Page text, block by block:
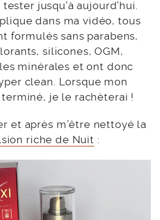
jusqu’à aujourd’hui.
dans ma vidéo, tous
formulés sans parabens,
silicones, OGM,
minérales et ont donc
clean. Lorsque mon
je le rachèterai !
et après m’être nettoyé la
riche de Nuit :